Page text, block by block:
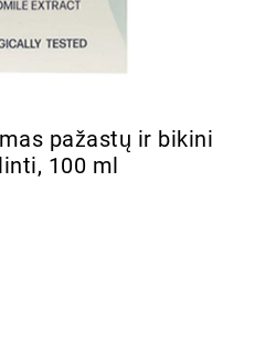
pažastų ir bikini
100 ml